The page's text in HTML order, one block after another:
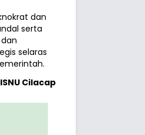
dan
serta
selaras
Cilacap